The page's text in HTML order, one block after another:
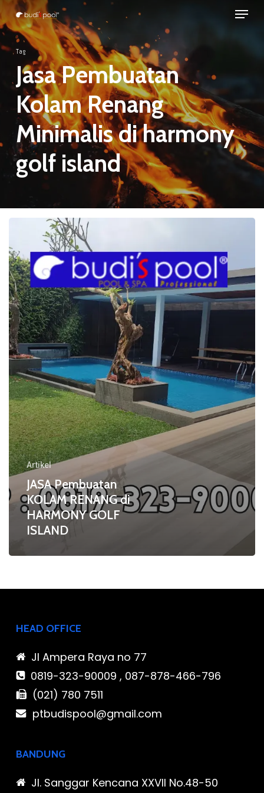
Skip
to
main
content
Menu
Tag
Jasa Pembuatan
Kolam Renang
Minimalis di harmony
golf island
Pembuatan
KOLAM
RENANG
di
HARMONY
GOLF
ISLAND
Artikel
JASA Pembuatan
KOLAM RENANG di
HARMONY GOLF
ISLAND
HEAD OFFICE
Jl Ampera Raya no 77
0819-323-90009 , 087-878-466-796
(021) 780 7511
ptbudispool@gmail.com
BANDUNG
Jl. Sanggar Kencana XXVII No.48-50
Menu